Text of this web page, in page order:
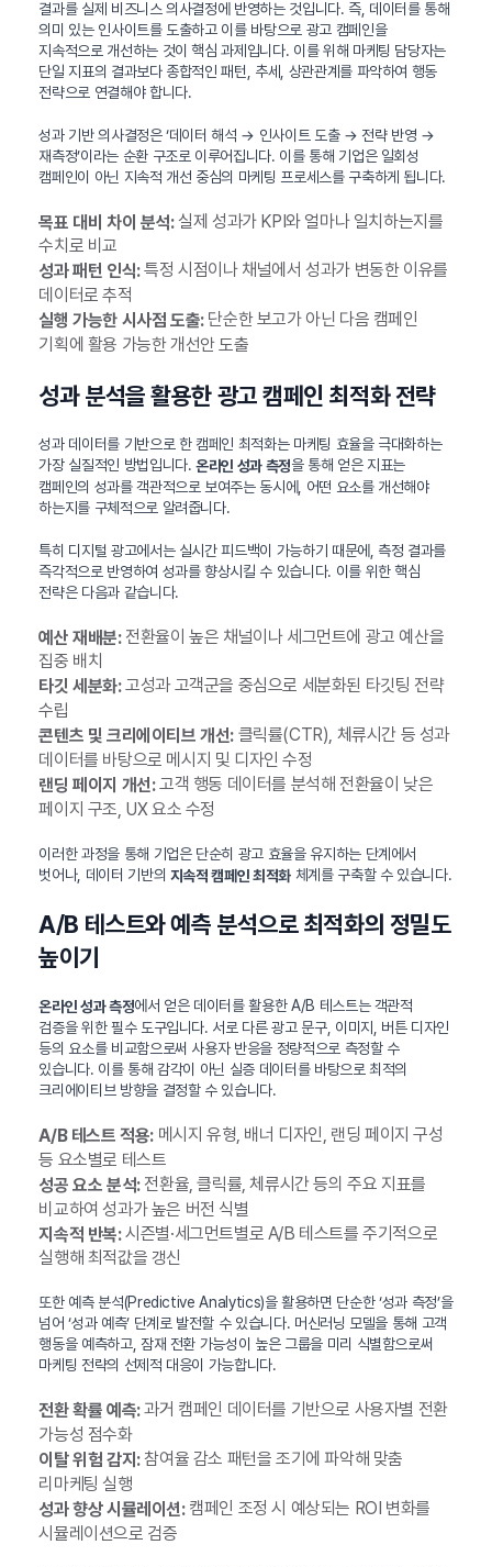
결과를 실제 비즈니스 의사결정에 반영하는 것입니다. 즉, 데이터를 통해
의미 있는 인사이트를 도출하고 이를 바탕으로 광고 캠페인을
지속적으로 개선하는 것이 핵심 과제입니다. 이를 위해 마케팅 담당자는
단일 지표의 결과보다 종합적인 패턴, 추세, 상관관계를 파악하여 행동
전략으로 연결해야 합니다.
성과 기반 의사결정은 ‘데이터 해석 → 인사이트 도출 → 전략 반영 →
재측정’이라는 순환 구조로 이루어집니다. 이를 통해 기업은 일회성
캠페인이 아닌 지속적 개선 중심의 마케팅 프로세스를 구축하게 됩니다.
목표 대비 차이 분석:실제 성과가 KPI와 얼마나 일치하는지를
수치로 비교
성과 패턴 인식:특정 시점이나 채널에서 성과가 변동한 이유를
데이터로 추적
실행 가능한 시사점 도출:단순한 보고가 아닌 다음 캠페인
기획에 활용 가능한 개선안 도출
성과 분석을 활용한 광고 캠페인 최적화 전략
성과 데이터를 기반으로 한 캠페인 최적화는 마케팅 효율을 극대화하는
가장 실질적인 방법입니다.온라인 성과 측정을 통해 얻은 지표는
캠페인의 성과를 객관적으로 보여주는 동시에, 어떤 요소를 개선해야
하는지를 구체적으로 알려줍니다.
특히 디지털 광고에서는 실시간 피드백이 가능하기 때문에, 측정 결과를
즉각적으로 반영하여 성과를 향상시킬 수 있습니다. 이를 위한 핵심
전략은 다음과 같습니다.
예산 재배분:전환율이 높은 채널이나 세그먼트에 광고 예산을
집중 배치
타깃 세분화:고성과 고객군을 중심으로 세분화된 타깃팅 전략
수립
콘텐츠 및 크리에이티브 개선:클릭률(CTR), 체류시간 등 성과
데이터를 바탕으로 메시지 및 디자인 수정
랜딩 페이지 개선:고객 행동 데이터를 분석해 전환율이 낮은
페이지 구조, UX 요소 수정
이러한 과정을 통해 기업은 단순히 광고 효율을 유지하는 단계에서
벗어나, 데이터 기반의 지속적 캠페인 최적화체계를 구축할 수 있습니다.
A/B 테스트와 예측 분석으로 최적화의 정밀도
높이기
온라인 성과 측정에서 얻은 데이터를 활용한 A/B 테스트는 객관적
검증을 위한 필수 도구입니다. 서로 다른 광고 문구, 이미지, 버튼 디자인
등의 요소를 비교함으로써 사용자 반응을 정량적으로 측정할 수
있습니다. 이를 통해 감각이 아닌 실증 데이터를 바탕으로 최적의
크리에이티브 방향을 결정할 수 있습니다.
A/B 테스트 적용:메시지 유형, 배너 디자인, 랜딩 페이지 구성
등 요소별로 테스트
성공 요소 분석:전환율, 클릭률, 체류시간 등의 주요 지표를
비교하여 성과가 높은 버전 식별
지속적 반복:시즌별·세그먼트별로 A/B 테스트를 주기적으로
실행해 최적값을 갱신
또한 예측 분석(Predictive Analytics)을 활용하면 단순한 ‘성과 측정’을
넘어 ‘성과 예측’ 단계로 발전할 수 있습니다. 머신러닝 모델을 통해 고객
행동을 예측하고, 잠재 전환 가능성이 높은 그룹을 미리 식별함으로써
마케팅 전략의 선제적 대응이 가능합니다.
전환 확률 예측:과거 캠페인 데이터를 기반으로 사용자별 전환
가능성 점수화
이탈 위험 감지:참여율 감소 패턴을 조기에 파악해 맞춤
리마케팅 실행
성과 향상 시뮬레이션:캠페인 조정 시 예상되는 ROI 변화를
시뮬레이션으로 검증